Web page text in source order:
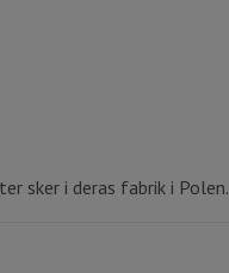
sker i deras fabrik i Polen.